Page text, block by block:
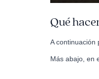
Qué
A continuación
Más abajo, en